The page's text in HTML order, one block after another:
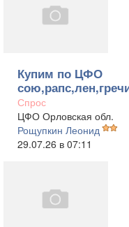
Купим по ЦФО
Спрос
ЦФО Орловская обл.
Рощупкин Леонид
29.07.26 в 07:11